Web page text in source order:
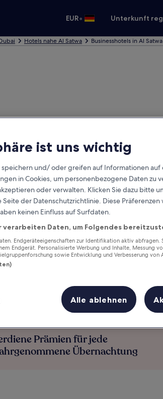
EUR• Unterkunft
Hotels nahe Al Satwa Businesshotels in Al Satwa
Prämien für jede
Übernachtung
ist uns wichtig
speichern und/ oder greifen auf Informationen auf
in Cookies, um personenbezogene Daten zu
oder verwalten. Klicken Sie dazu bitte
Seite der Datenschutzrichtlinie. Diese
keinen Einfluss auf Surfdaten.
verarbeiten Daten, um Folgendes
Endgeräteeigenschaften zur Identifikation aktiv abfragen.
Endgerät. Personalisierte Werbung und Inhalte, Messung
sowie Entwicklung und Verbesserung von
Alle ablehnen